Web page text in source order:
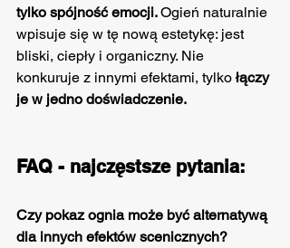
tylko spójność emocji. Ogień naturalnie
wpisuje się w tę nową estetykę: jest
bliski, ciepły i organiczny. Nie
konkuruje z innymi efektami, tylko łączy
je w jedno doświadczenie.
FAQ - najczęstsze pytania:
Czy pokaz ognia może być alternatywą
dla innych efektów scenicznych?